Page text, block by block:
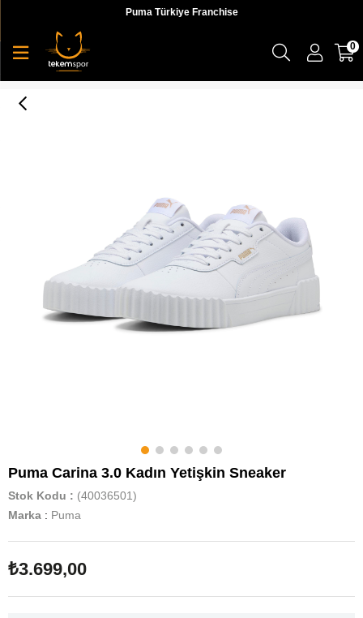
Puma Türkiye Franchise
0
Puma Carina 3.0 Kadın Yetişkin Sneaker
Stok Kodu
(40036501)
Marka : Puma
₺3.699,00